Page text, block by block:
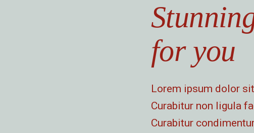
for you
Lorem ipsum dolor
Curabitur non ligula
Curabitur